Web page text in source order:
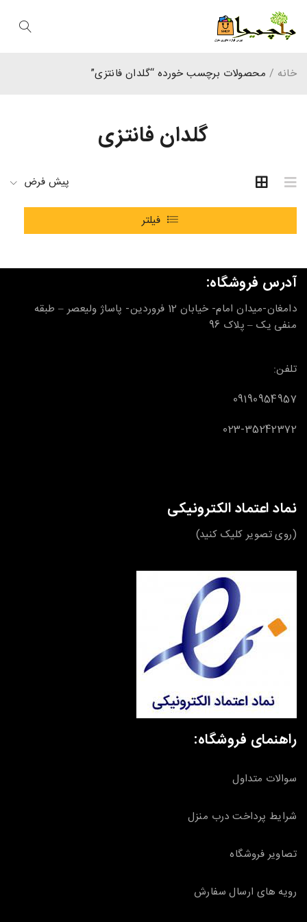
گلدان فانتزی
خانه / محصولات برچسب خورده “گلدان فانتزی”
پیش فرض
فیلتر
آدرس فروشگاه:
دامغان-میدان امام- خیابان 12 فروردین- پاساژ ولیعصر – طبقه
منفی یک – پلاک 96
تلفن:
09190954957
023-35242372
نماد اعتماد الکترونیکی
(روی تصویر کلیک کنید)
راهنمای فروشگاه:
سوالات متداول
شرایط پرداخت درب منزل
تصاویر فروشگاه
رویه های ارسال سفارش